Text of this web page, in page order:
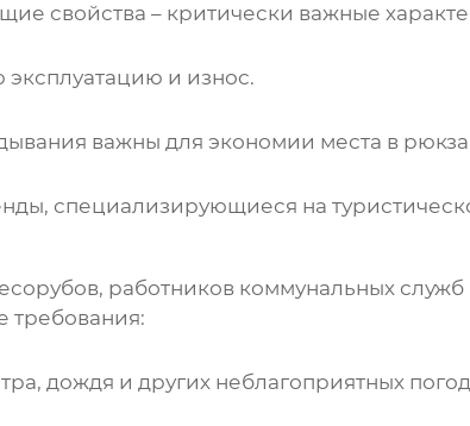
свойства – критически важные
и износ.
важны для экономии места в
специализирующиеся на
работников коммунальных
требования:
дождя и других неблагоприятных